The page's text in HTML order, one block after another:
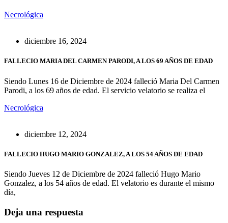
Necrológica
diciembre 16, 2024
FALLECIO MARIA DEL CARMEN PARODI, A LOS 69 AÑOS DE EDAD
Siendo Lunes 16 de Diciembre de 2024 falleció Maria Del Carmen
Parodi, a los 69 años de edad. El servicio velatorio se realiza el
Necrológica
diciembre 12, 2024
FALLECIO HUGO MARIO GONZALEZ, A LOS 54 AÑOS DE EDAD
Siendo Jueves 12 de Diciembre de 2024 falleció Hugo Mario
Gonzalez, a los 54 años de edad. El velatorio es durante el mismo
día,
Deja una respuesta